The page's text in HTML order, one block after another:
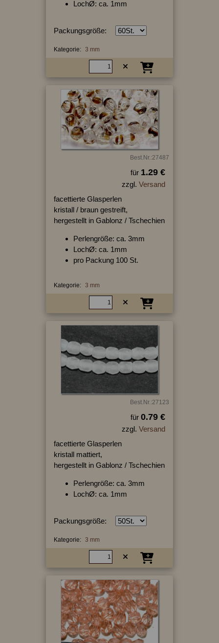
LochØ: ca. 1mm
Packungsgröße:
Kategorie: 3 mm
Best.Nr.:27487
für 1.29 €
zzgl. Versand
facettierte Glasperlen
kristall / braun gestreift,
hergestellt in Gablonz / Tschechien
Perlengröße: ca. 3mm
LochØ: ca. 1mm
pro Packung 100 St.
Kategorie: 3 mm
Best.Nr.:27123
für 0.79 €
zzgl. Versand
facettierte Glasperlen
kristall mattiert,
hergestellt in Gablonz / Tschechien
Perlengröße: ca. 3mm
LochØ: ca. 1mm
Packungsgröße:
Kategorie: 3 mm